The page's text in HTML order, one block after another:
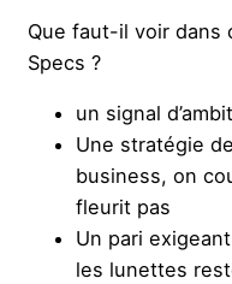
Que faut-il voir dans
Specs ?
un signal
Une stratégie
business, on
fleurit pas
Un pari
les lunettes